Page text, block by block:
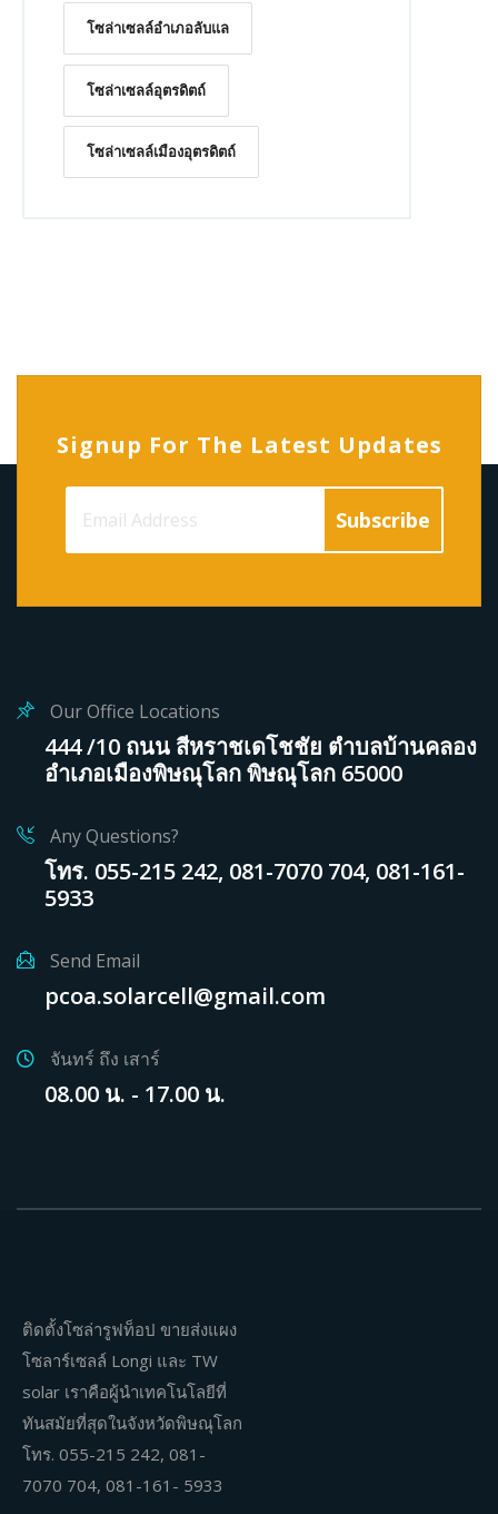
โซล่าเซลล์อำเภอลับแล
โซล่าเซลล์อุตรดิตถ์
โซล่าเซลล์เมืองอุตรดิตถ์
Signup For The Latest Updates
Our Office Locations
444 /10 ถนน สีหราชเดโชชัย ตำบลบ้านคลอง
อำเภอเมืองพิษณุโลก พิษณุโลก 65000
Any Questions?
โทร. 055-215 242, 081-7070 704, 081-161-
5933
Send Email
pcoa.solarcell@gmail.com
จันทร์ ถึง เสาร์
08.00 น. - 17.00 น.
ติดตั้งโซล่ารูฟท็อป ขายส่งแผง
โซลาร์เซลล์ Longi และ TW
solar เราคือผู้นำเทคโนโลยีที่
ทันสมัยที่สุดในจังหวัดพิษณุโลก
โทร. 055-215 242, 081-
7070 704, 081-161- 5933